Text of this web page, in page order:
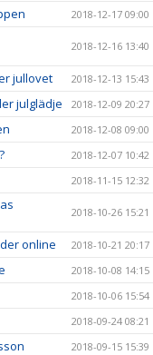
2018-12-17 09:00
2018-12-16 13:40
jullovet 2018-12-13 15:43
julglädje 2018-12-09 20:27
2018-12-08 09:00
2018-12-07 10:42
2018-11-15 12:32
2018-10-26 15:21
online 2018-10-21 20:17
2018-10-08 14:15
2018-10-06 15:54
2018-09-24 08:21
2018-09-15 15:39